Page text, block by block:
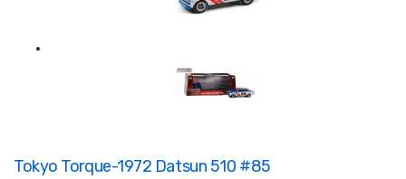
Tokyo Torque-1972 Datsun 510 #85